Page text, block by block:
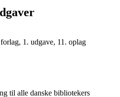
1. udgave, 11. oplag
til alle danske bibliotekers